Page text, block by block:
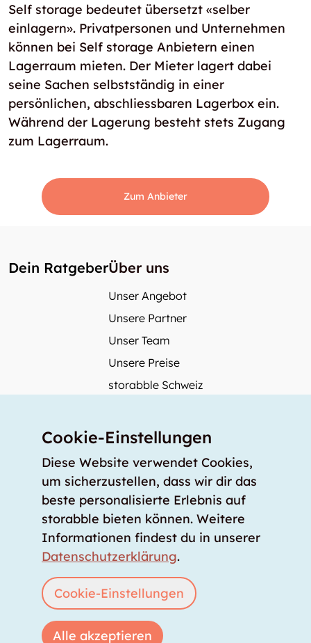
Self storage bedeutet übersetzt «selber
einlagern». Privatpersonen und Unternehmen
können bei Self storage Anbietern einen
Lagerraum mieten. Der Mieter lagert dabei
seine Sachen selbstständig in einer
persönlichen, abschliessbaren Lagerbox ein.
Während der Lagerung besteht stets Zugang
zum Lagerraum.
Zum Anbieter
Dein RatgeberÜber uns
Unser Angebot
Unsere Partner
Unser Team
Unsere Preise
storabble Schweiz
Mehr über storabble
Medienbeiträge
Wie gross muss ein Lagerraum sein?
Was kostet ein Lagerraum?
Für Lageranbieter
Anmelden Lagerraum inserieren
Cookie-Einstellungen
Diese Website verwendet Cookies,
um sicherzustellen, dass wir dir das
beste personalisierte Erlebnis auf
storabble bieten können. Weitere
Informationen findest du in unserer
Datenschutzerklärung.
Cookie-Einstellungen
Alle akzeptieren